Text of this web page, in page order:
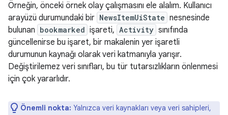
Örneğin, önceki örnek olay çalışmasını ele alalım. Kullanıcı
arayüzü durumundaki bir NewsItemUiState nesnesinde
bulunan bookmarked işareti, Activity sınıfında
güncellenirse bu işaret, bir makalenin yer işaretli
durumunun kaynağı olarak veri katmanıyla yarışır.
Değiştirilemez veri sınıfları, bu tür tutarsızlıkların önlenmesi
için çok yararlıdır.
Önemli nokta: Yalnızca veri kaynakları veya veri sahipleri,